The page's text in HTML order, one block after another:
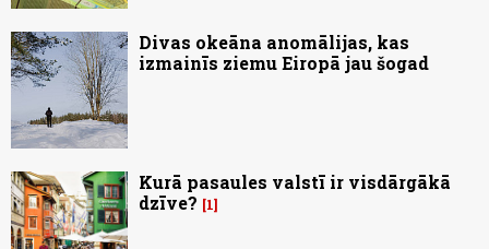
Divas okeāna anomālijas, kas
izmainīs ziemu Eiropā jau šogad
Kurā pasaules valstī ir visdārgākā
dzīve?
1